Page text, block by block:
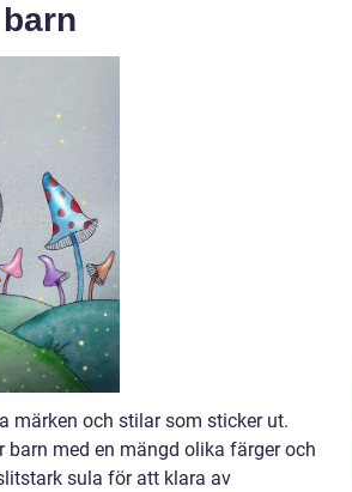
märken och stilar som sticker ut.
med en mängd olika färger och
sula för att klara av